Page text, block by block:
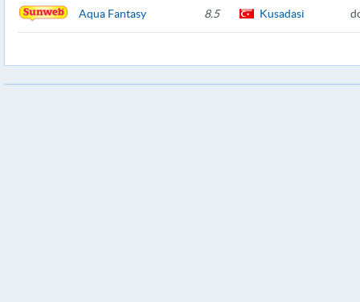
Aqua Fantasy 8.5 Kusadasi